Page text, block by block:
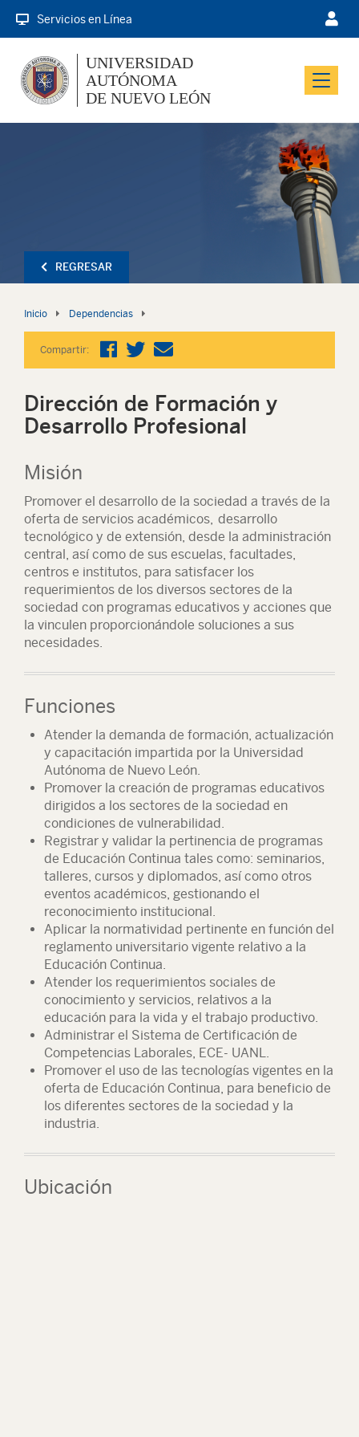
Servicios en Línea
Menu
UNIVERSIDAD
AUTÓNOMA
DE NUEVO LEÓN
REGRESAR
Inicio Dependencias
Compartir:
Dirección de Formación y
Desarrollo Profesional
Misión
Promover el desarrollo de la sociedad a través de la
oferta de servicios académicos, desarrollo
tecnológico y de extensión, desde la administración
central, así como de sus escuelas, facultades,
centros e institutos, para satisfacer los
requerimientos de los diversos sectores de la
sociedad con programas educativos y acciones que
la vinculen proporcionándole soluciones a sus
necesidades.
Funciones
Atender la demanda de formación, actualización
y capacitación impartida por la Universidad
Autónoma de Nuevo León.
Promover la creación de programas educativos
dirigidos a los sectores de la sociedad en
condiciones de vulnerabilidad.
Registrar y validar la pertinencia de programas
de Educación Continua tales como: seminarios,
talleres, cursos y diplomados, así como otros
eventos académicos, gestionando el
reconocimiento institucional.
Aplicar la normatividad pertinente en función del
reglamento universitario vigente relativo a la
Educación Continua.
Atender los requerimientos sociales de
conocimiento y servicios, relativos a la
educación para la vida y el trabajo productivo.
Administrar el Sistema de Certificación de
Competencias Laborales, ECE- UANL.
Promover el uso de las tecnologías vigentes en la
oferta de Educación Continua, para beneficio de
los diferentes sectores de la sociedad y la
industria.
Ubicación